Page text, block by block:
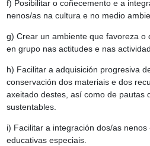
f) Posibilitar o coñecemento e a
nenos/as na cultura e no medio
g) Crear un ambiente que favoreza o
en grupo nas actitudes e nas
h) Facilitar a adquisición progresiva
conservación dos materiais e dos
axeitado destes, así como de pautas
sustentables.
i) Facilitar a integración dos/as
educativas especiais.